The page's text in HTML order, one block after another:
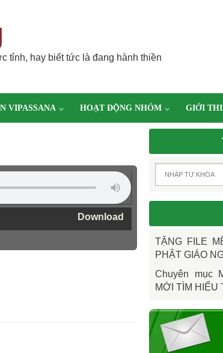
tỉnh, hay biết tức là đang hành thiền
VIPASSANA HOẠT ĐỘNG NHÓM GIỚI
Download
TẶNG FILE
PHẬT GIÁO
Chuyên mục
MỚI TÌM HIỂU